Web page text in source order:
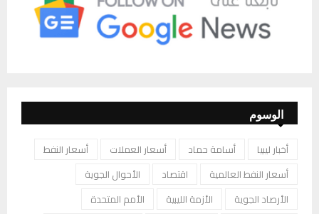
الوسوم
أخبار ليبيا أسامة حماد أسعار العملات
أسعار النفط
أسعار النفط العالمية
اقتصاد
الأحوال الجوية
الأرصاد الجوية
الأزمة الليبية
الأمم المتحدة